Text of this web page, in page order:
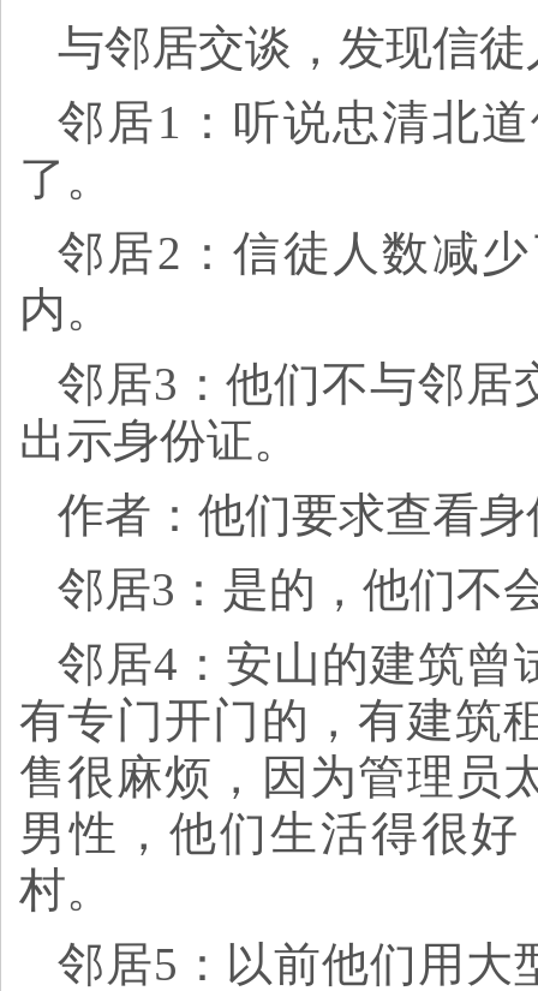
与邻居交谈，发现信
邻居1：听说忠清北
了。
邻居2：信徒人数减
内。
邻居3：他们不与邻居
出示身份证。
作者：他们要求查看
邻居3：是的，他们不
邻居4：安山的建筑曾
有专门开门的，有建筑
售很麻烦，因为管理员
男性，他们生活得很
村。
邻居5：以前他们用大